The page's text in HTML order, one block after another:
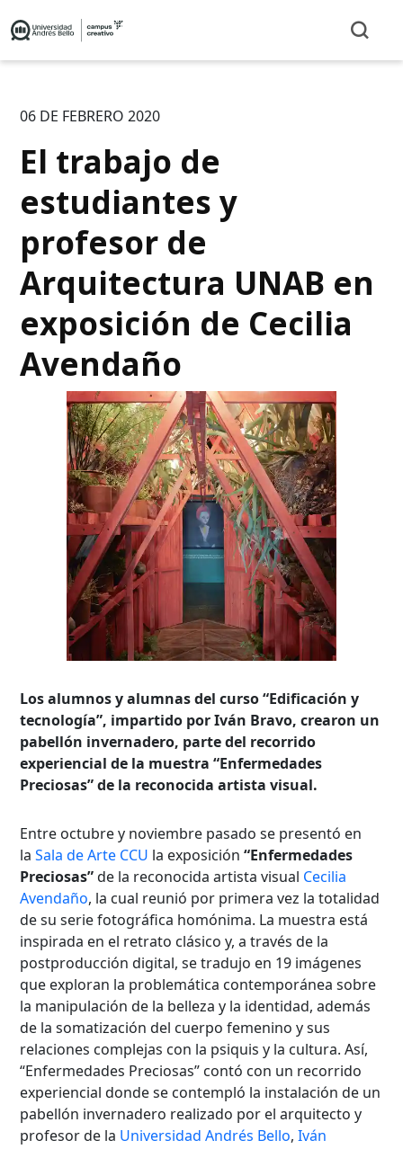
06 DE FEBRERO 2020
El trabajo de
estudiantes y
profesor de
Arquitectura UNAB en
exposición de Cecilia
Avendaño
Los alumnos y alumnas del curso “Edificación y
tecnología”, impartido por Iván Bravo, crearon un
pabellón invernadero, parte del recorrido
experiencial de la muestra “Enfermedades
Preciosas” de la reconocida artista visual.
Entre octubre y noviembre pasado se presentó en
laSala de Arte CCU la exposición“Enfermedades
Preciosas”de la reconocida artista visual Cecilia
Avendaño, la cual reunió por primera vez la totalidad
de su serie fotográfica homónima. La muestra está
inspirada en el retrato clásico y, a través de la
postproducción digital, se tradujo en 19 imágenes
que exploran la problemática contemporánea sobre
la manipulación de la belleza y la identidad, además
de la somatización del cuerpo femenino y sus
relaciones complejas con la psiquis y la cultura. Así,
“Enfermedades Preciosas” contó con un recorrido
experiencial donde se contempló la instalación de un
pabellón invernadero realizado por el arquitecto y
profesor de la Universidad Andrés Bello,Iván